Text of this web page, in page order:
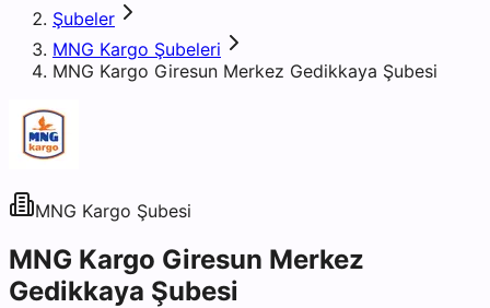
Şubeler
MNG Kargo Şubeleri
MNG Kargo Giresun Merkez Gedikkaya Şubesi
MNG Kargo Şubesi
MNG Kargo Giresun Merkez
Gedikkaya Şubesi